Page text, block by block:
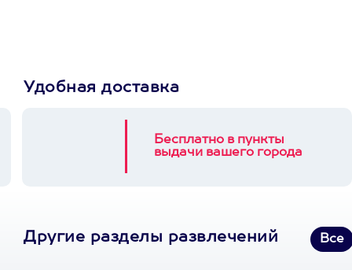
Удобная доставка
Бесплатно в пункты
выдачи вашего города
Другие разделы развлечений Все